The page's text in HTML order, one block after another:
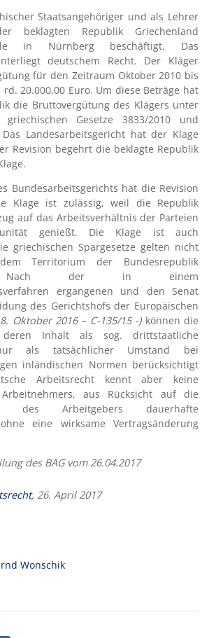
Staatsangehöriger und als Lehrer
beklagten Republik Griechenland
in Nürnberg beschäftigt. Das
deutschem Recht. Der Kläger
für den Zeitraum Oktober 2010 bis
rd. 20.000,00 Euro. Um diese Beträge hat
die Bruttovergütung des Klägers unter
Gesetze 3833/2010 und
Landesarbeitsgericht hat der Klage
Revision begehrt die beklagte Republik
Bundesarbeitsgerichts hat die Revision
Klage ist zulässig, weil die Republik
auf das Arbeitsverhältnis der Parteien
genießt. Die Klage ist auch
griechischen Spargesetze gelten nicht
Territorium der Bundesrepublik
Nach der in einem
ergangenen und den Senat
des Gerichtshofs der Europäischen
Oktober 2016 – C-135/15 -)können die
deren Inhalt als sog. drittstaatliche
als tatsächlicher Umstand bei
inländischen Normen berücksichtigt
Arbeitsrecht kennt aber keine
aus Rücksicht auf die
des Arbeitgebers dauerhafte
eine wirksame Vertragsänderung
des BAG vom 26.04.2017
, 26. April 2017
Wonschik